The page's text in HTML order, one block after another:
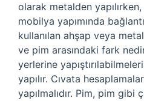
olarak metalden
mobilya yapımında
kullanılan ahşap veya
ve pim arasındaki fark
yerlerine
yapılır. Cıvata
yapılmalıdır. Pim, pim gibi